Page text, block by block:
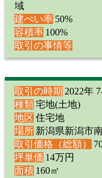
域
建ぺい率 50%
容積率 100%
取引の事情等
取引の時期 2022年
種類 宅地(土地)
地区 住宅地
場所 新潟県新潟市
取引価格（総額）
坪単価 14万円
面積 160㎡